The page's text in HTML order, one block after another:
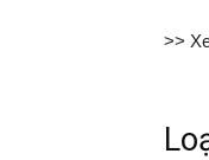
>>